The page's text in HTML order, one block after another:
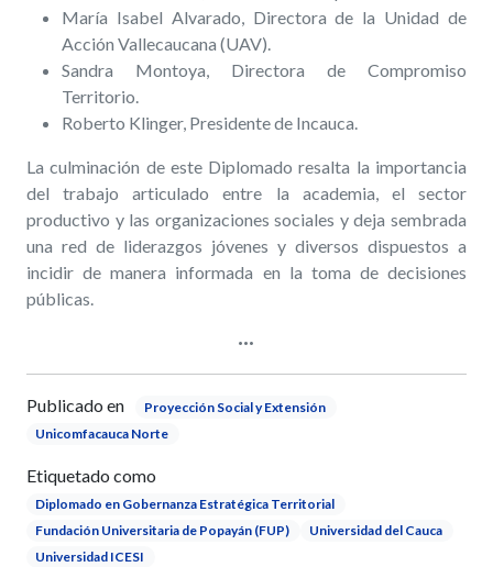
María Isabel Alvarado, Directora de la Unidad de
Acción Vallecaucana (UAV).
Sandra Montoya, Directora de Compromiso
Territorio.
Roberto Klinger, Presidente de Incauca.
La culminación de este Diplomado resalta la importancia
del trabajo articulado entre la academia, el sector
productivo y las organizaciones sociales y deja sembrada
una red de liderazgos jóvenes y diversos dispuestos a
incidir de manera informada en la toma de decisiones
públicas.
Publicado en
Proyección Social y Extensión
Unicomfacauca Norte
Etiquetado como
Diplomado en Gobernanza Estratégica Territorial
Fundación Universitaria de Popayán (FUP)
Universidad del Cauca
Universidad ICESI